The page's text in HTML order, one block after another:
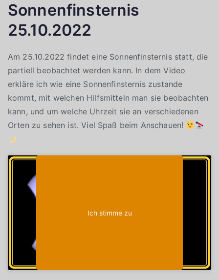
Sonnenfinsternis
25.10.2022
Am 25.10.2022 findet eine Sonnenfinsternis statt, die
partiell beobachtet werden kann. In dem Video
erkläre ich wie eine Sonnenfinsternis zustande
kommt, mit welchen Hilfsmitteln man sie beobachten
kann, und um welche Uhrzeit sie an verschiedenen
Orten zu sehen ist. Viel Spaß beim Anschauen!
Ich stimme zu